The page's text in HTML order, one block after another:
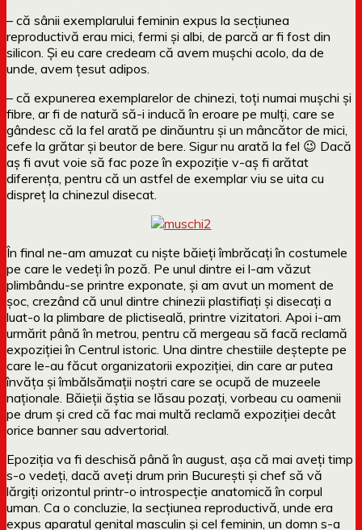
– că sânii exemplarului feminin expus la secțiunea
reproductivă erau mici, fermi și albi, de parcă ar fi fost din
silicon. Și eu care credeam că avem mușchi acolo, da de
unde, avem țesut adipos.
– că expunerea exemplarelor de chinezi, toți numai mușchi și
fibre, ar fi de natură să-i inducă în eroare pe mulți, care se
gândesc că la fel arată pe dinăuntru și un mâncător de mici,
cefe la grătar și beutor de bere. Sigur nu arată la fel 😉 Dacă
aș fi avut voie să fac poze în expoziție v-aș fi arătat
diferența, pentru că un astfel de exemplar viu se uita cu
dispreț la chinezul disecat.
În final ne-am amuzat cu niște băieți îmbrăcați în costumele
pe care le vedeți în poză. Pe unul dintre ei l-am văzut
plimbându-se printre exponate, și am avut un moment de
șoc, crezând că unul dintre chinezii plastifiați și disecați a
luat-o la plimbare de plictiseală, printre vizitatori. Apoi i-am
urmărit până în metrou, pentru că mergeau să facă reclamă
expoziției în Centrul istoric. Una dintre chestiile deștepte pe
care le-au făcut organizatorii expoziției, din care ar putea
învăța și îmbălsămații noștri care se ocupă de muzeele
naționale. Băieții ăștia se lăsau pozați, vorbeau cu oamenii
pe drum și cred că fac mai multă reclamă expoziției decât
orice banner sau advertorial.
Epoziția va fi deschisă până în august, așa că mai aveți timp
s-o vedeți, dacă aveți drum prin București și chef să vă
lărgiți orizontul printr-o introspecție anatomică în corpul
uman. Ca o concluzie, la secțiunea reproductivă, unde era
expus aparatul genital masculin și cel feminin, un domn s-a